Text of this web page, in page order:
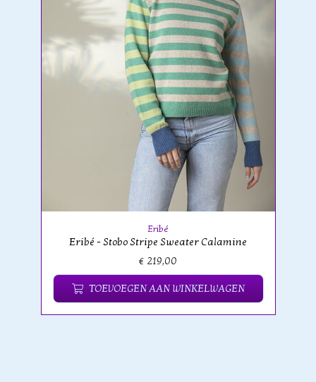
Eribé
Eribé - Stobo Stripe Sweater Calamine
€ 219,00
TOEVOEGEN AAN WINKELWAGEN